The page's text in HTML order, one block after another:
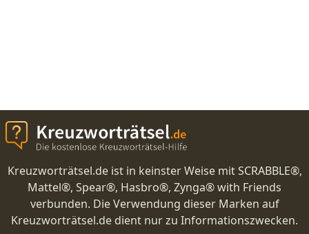
Kreuzworträtsel.de ist in keinster Weise mit SCRABBLE®,
Mattel®, Spear®, Hasbro®, Zynga® with Friends
verbunden. Die Verwendung dieser Marken auf
Kreuzworträtsel.de dient nur zu Informationszwecken.